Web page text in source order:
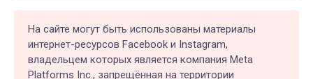
На сайте могут быть использованы материалы
интернет-ресурсов Facebook и Instagram,
владельцем которых является компания Meta
Platforms Inc., запрещённая на территории